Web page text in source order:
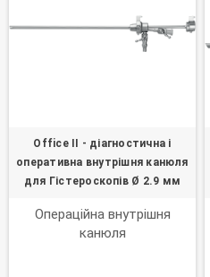
Office II - діагностична і
оперативна внутрішня канюля
для Гістероскопів Ø 2.9 мм
Операційна внутрішня
канюля